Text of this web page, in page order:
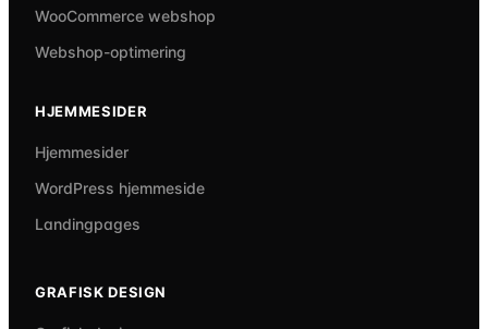
WooCommerce webshop
Webshop-optimering
HJEMMESIDER
Hjemmesider
WordPress hjemmeside
Landingpages
GRAFISK DESIGN